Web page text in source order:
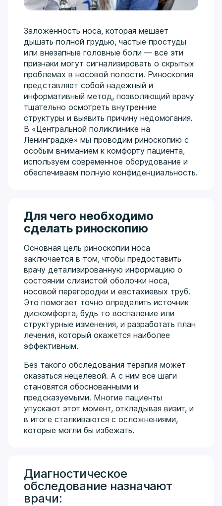
Заложенность носа, которая мешает
дышать полной грудью, частые простуды
или внезапные головные боли — все эти
признаки могут сигнализировать о скрытых
проблемах в носовой полости. Риноскопия
представляет собой надежный и
информативный метод, позволяющий врачу
тщательно осмотреть внутренние
структуры и выявить причину недомогания.
В «Центральной поликлинике на
Ленинградке» мы проводим риноскопию с
особым вниманием к комфорту пациента,
используем современное оборудование и
обеспечиваем полную конфиденциальность.
Для чего необходимо
сделать риноскопию
Основная цель риноскопии носа
заключается в том, чтобы предоставить
врачу детализированную информацию о
состоянии слизистой оболочки носа,
носовой перегородки и евстахиевых труб.
Это помогает точно определить источник
дискомфорта, будь то воспаление или
структурные изменения, и разработать план
лечения, который окажется наиболее
эффективным.
Без такого обследования терапия может
оказаться нецелевой. А с ним все шаги
становятся обоснованными и
предсказуемыми. Многие пациенты
упускают этот момент, откладывая визит, и
в итоге сталкиваются с осложнениями,
которые могли бы избежать.
Диагностическое
обследование назначают
врачи: